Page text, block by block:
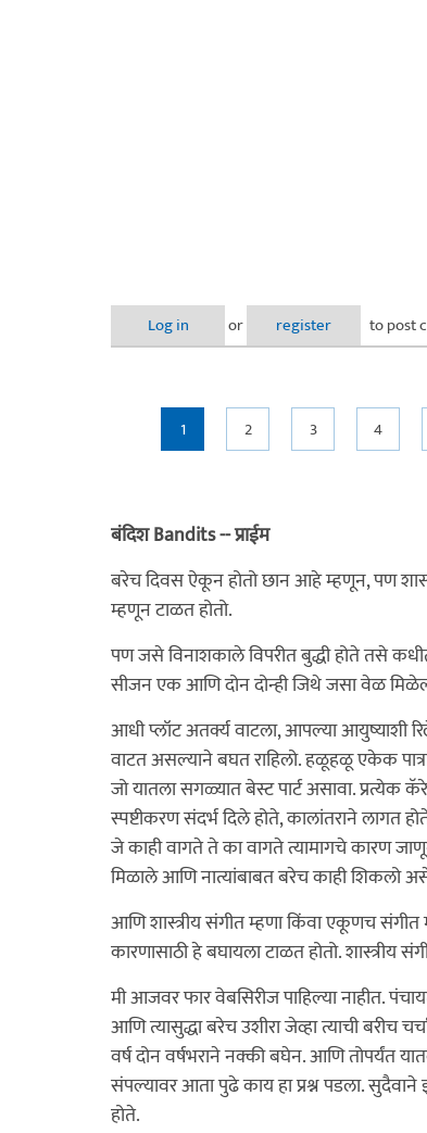
Log in or register to post
Pages
1 2 3 4
बंदिश Bandits -- प्राईम
बरेच दिवस ऐकून होतो छान आहे म्हणून, पण
म्हणून टाळत होतो.
पण जसे विनाशकाले विपरीत बुद्धी होते तसे
सीजन एक आणि दोन दोन्ही जिथे जसा वेळ
आधी प्लॉट अतर्क्य वाटला, आपल्या आयुष्याशी
वाटत असल्याने बघत राहिलो. हळूहळू एकेक
जो यातला सगळ्यात बेस्ट पार्ट असावा. प्रत्येक
स्पष्टीकरण संदर्भ दिले होते, कालांतराने लागत
जे काही वागते ते का वागते त्यामागचे कारण
मिळाले आणि नात्यांबाबत बरेच काही शिकलो
आणि शास्त्रीय संगीत म्हणा किंवा एकूणच संगीत
कारणासाठी हे बघायला टाळत होतो. शास्त्रीय
मी आजवर फार वेबसिरीज पाहिल्या नाहीत.
आणि त्यासुद्धा बरेच उशीरा जेव्हा त्याची बरीच
वर्ष दोन वर्षभराने नक्की बघेन. आणि तोपर्यंत
संपल्यावर आता पुढे काय हा प्रश्न पडला.
होते.